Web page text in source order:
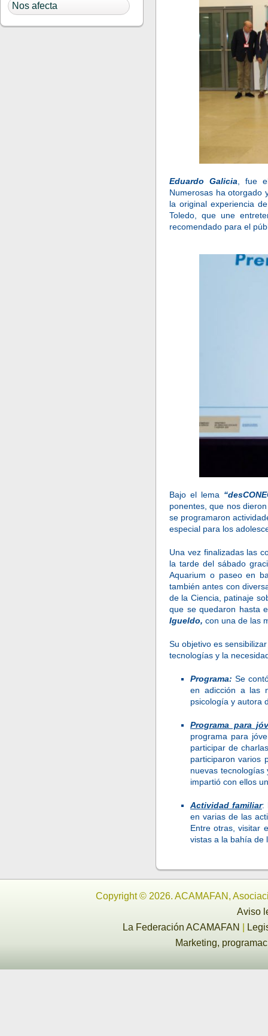
Nos afecta
Eduardo Galicia, fue
Numerosas ha otorgado
la original experiencia
Toledo, que une
recomendado para el
Bajo el lema
ponentes, que nos
se programaron
especial para los
Una vez finalizadas las
la tarde del sábado
Aquarium o paseo en
también antes con
de la Ciencia, patinaje
que se quedaron hasta
Igueldo, con una de las
Su objetivo es
tecnologías y la
Programa: Se
en adicción a las
psicología y autora
Programa para
programa para
participar de
participaron varios
nuevas
impartió con ellos
Actividad familiar:
en varias de las
Entre otras, visitar
vistas a la bahía de
Copyright © 2026. ACAMAFAN,
Aviso
La Federación ACAMAFAN
Marketing,